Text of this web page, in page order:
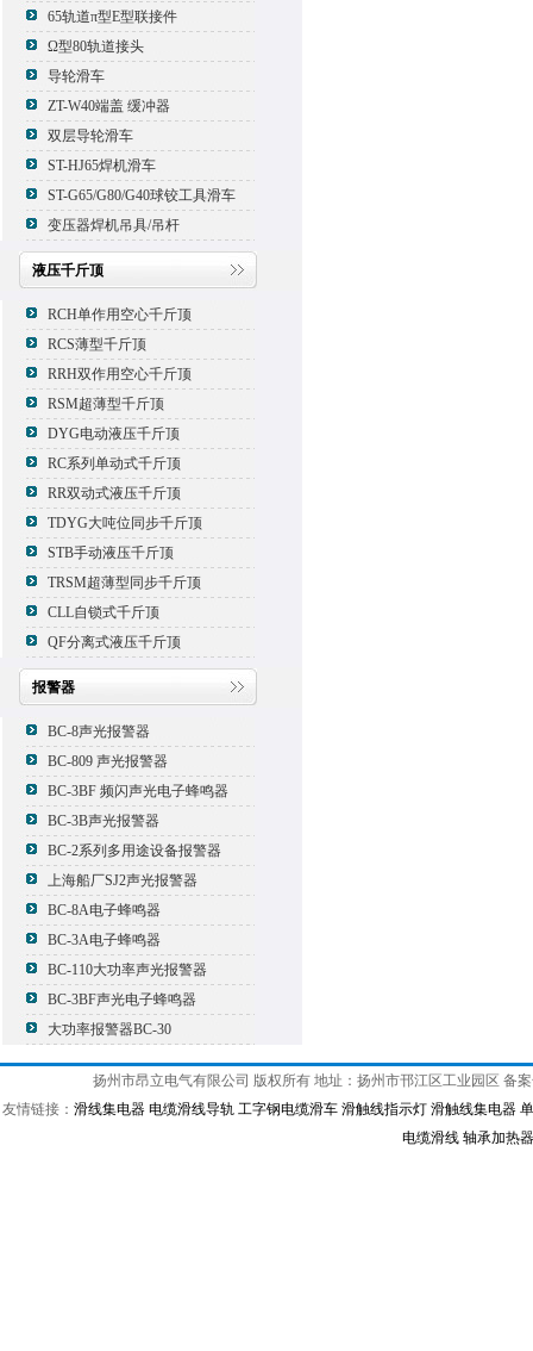
65轨道π型E型联接件
Ω型80轨道接头
导轮滑车
ZT-W40端盖 缓冲器
双层导轮滑车
ST-HJ65焊机滑车
ST-G65/G80/G40球铰工具滑车
变压器焊机吊具/吊杆
液压千斤顶
RCH单作用空心千斤顶
RCS薄型千斤顶
RRH双作用空心千斤顶
RSM超薄型千斤顶
DYG电动液压千斤顶
RC系列单动式千斤顶
RR双动式液压千斤顶
TDYG大吨位同步千斤顶
STB手动液压千斤顶
TRSM超薄型同步千斤顶
CLL自锁式千斤顶
QF分离式液压千斤顶
报警器
BC-8声光报警器
BC-809 声光报警器
BC-3BF 频闪声光电子蜂鸣器
BC-3B声光报警器
BC-2系列多用途设备报警器
上海船厂SJ2声光报警器
BC-8A电子蜂鸣器
BC-3A电子蜂鸣器
BC-110大功率声光报警器
BC-3BF声光电子蜂鸣器
大功率报警器BC-30
扬州市昂立电气有限公司 版权所有 地址：扬州市邗江区工业园区 备
友情链接： 滑线集电器 电缆滑线导轨 工字钢电缆滑车 滑触线指示灯 滑触线集电器
电缆滑线 轴承加热器